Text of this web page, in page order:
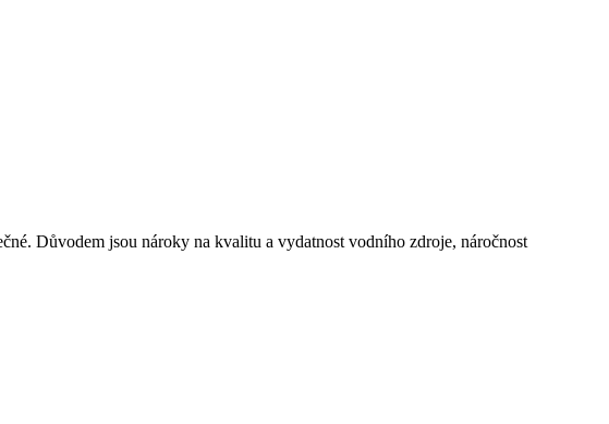
Důvodem jsou nároky na kvalitu a vydatnost vodního zdroje, náročnost